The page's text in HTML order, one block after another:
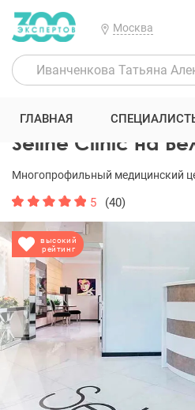
Москва
300 Экспертов Клиники Seline
Seline Clinic на
высокий
рейтинг
Многопрофильный медицинский
5 (40)
ГЛАВНАЯ